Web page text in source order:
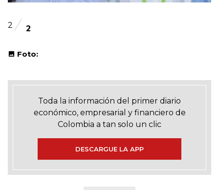
2 2
Foto:
Toda la información del primer diario
económico, empresarial y financiero de
Colombia a tan solo un clic
DESCARGUE LA APP